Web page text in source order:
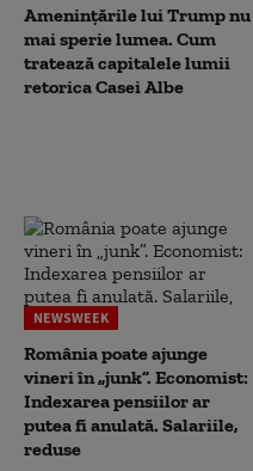
Amenințările lui Trump nu
mai sperie lumea. Cum
tratează capitalele lumii
retorica Casei Albe
NEWSWEEK
România poate ajunge
vineri în „junk”. Economist:
Indexarea pensiilor ar
putea fi anulată. Salariile,
reduse